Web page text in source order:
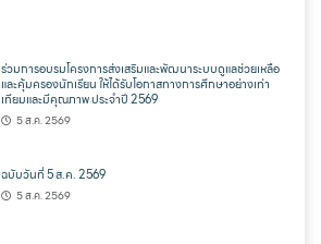
ร่วมการอบรมโครงการส่งเสริมและพัฒนาระบบดูแลช่วยเหลือ
และคุ้มครองนักเรียน ให้ได้รับโอกาสทางการศึกษาอย่างเท่า
เทียมและมีคุณภาพ ประจำปี 2569
5 ส.ค. 2569
ฉบับวันที่ 5 ส.ค. 2569
5 ส.ค. 2569